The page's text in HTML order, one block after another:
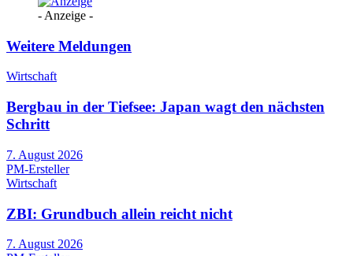
- Anzeige -
Weitere Meldungen
Wirtschaft
Bergbau in der Tiefsee: Japan wagt den nächsten
Schritt
7. August 2026
PM-Ersteller
Wirtschaft
ZBI: Grundbuch allein reicht nicht
7. August 2026